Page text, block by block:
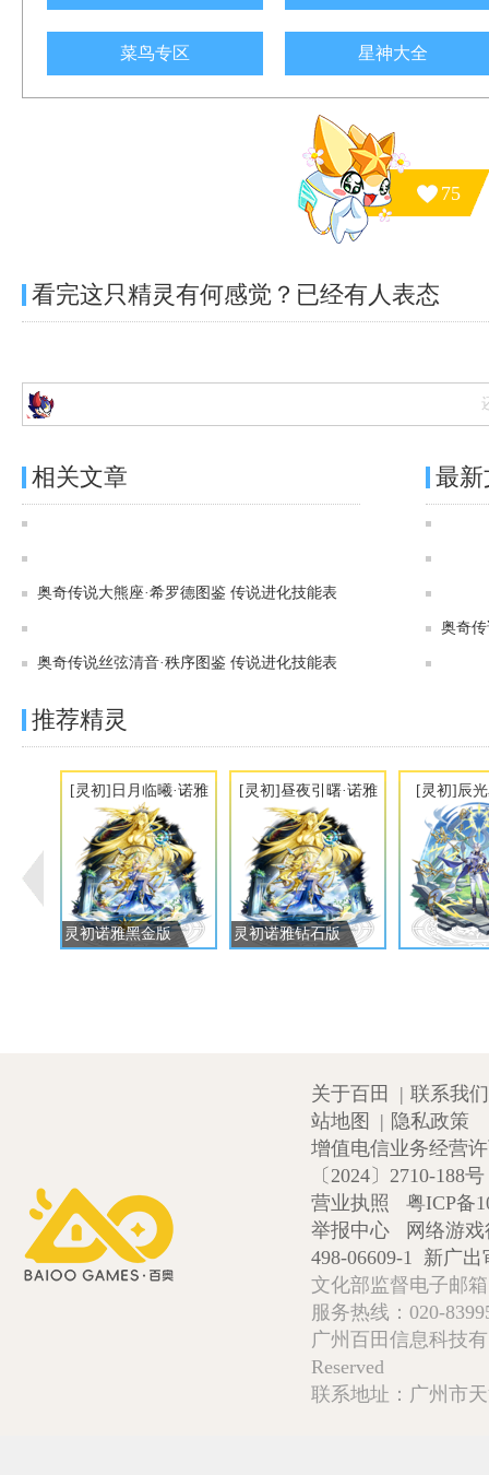
菜鸟专区 星神大全
75
看完这只精灵有何感觉？已经有人表态
相关文章
奥奇传说大熊座·希罗德图鉴 传说进化技能表
奥奇传说丝弦清音·秩序图鉴 传说进化技能表
最
奥奇
推荐精灵
[灵初]日月临曦·诺雅
灵初诺雅黑金版
[灵初]昼夜引曙·诺雅
灵初诺雅钻石版
[灵初]辰
关于百田 | 联系我们
站地图
| 隐私政策
增值电信业务经营
〔2024〕2710-188号
营业执照
粤ICP备
举报中心
网络游
498-06609-1 新广出
文化部监督电子邮
服务热线：020-
广州百田信息科技
Reserved
联系地址：广州市